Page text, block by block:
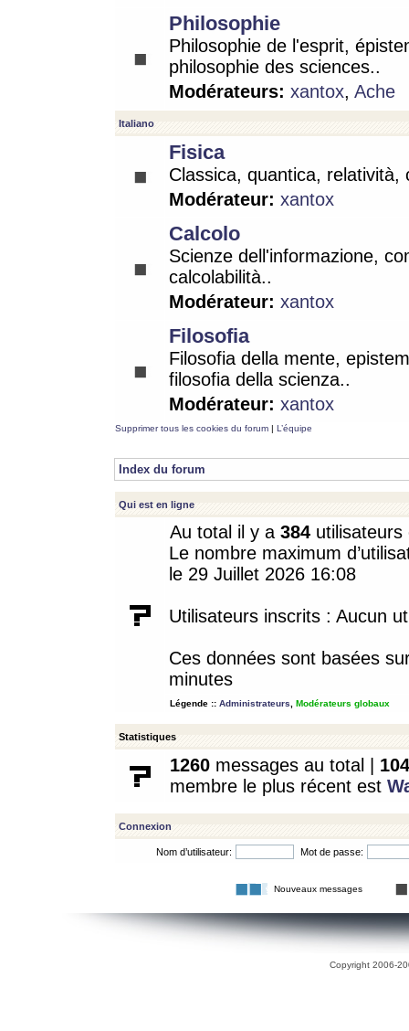
Philosophie
Philosophie de l'esprit,
philosophie des sciences..
Modérateurs: xantox, Ache
Italiano
Fisica
Classica, quantica, relatività,
Modérateur: xantox
Calcolo
Scienze dell'informazione,
calcolabilità..
Modérateur: xantox
Filosofia
Filosofia della mente,
filosofia della scienza..
Modérateur: xantox
Supprimer tous les cookies du forum | L’équipe
Index du forum
Qui est en ligne
Au total il y a 384
Le nombre maximum
le 29 Juillet 2026 16:08
Utilisateurs inscrits : Aucun
Ces données sont basées
minutes
Légende :: Administrateurs Modérateurs globaux
Statistiques
1260 messages au total | 104
membre le plus récent est
Connexion
Nom d’utilisateur: Mot de passe:
Nouveaux messages
Copyright 2006-